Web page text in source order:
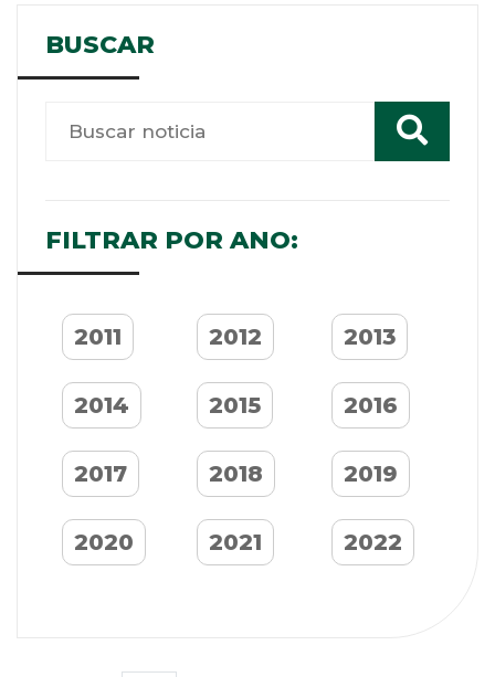
BUSCAR
FILTRAR POR ANO:
2011 2012 2013
2014 2015 2016
2017 2018 2019
2020 2021 2022